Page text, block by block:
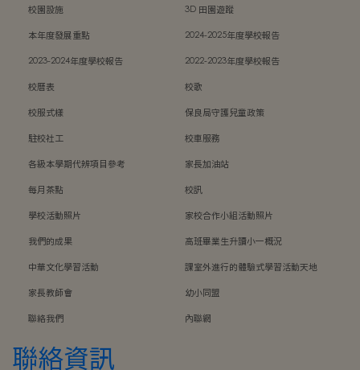
校園設施
3D 田園遊蹤
本年度發展重點
2024-2025年度學校報告
2023-2024年度學校報告
2022-2023年度學校報告
校曆表
校歌
校服式樣
保良局守護兒童政策
駐校社工
校車服務
各級本學期代辨項目參考
家長加油站
每月茶點
校訊
學校活動照片
家校合作小組活動照片
我們的成果
高班畢業生升讀小一概況
中華文化學習活動
課室外進行的體驗式學習活動天地
家長教師會
幼小同盟
聯絡我們
內聯網
聯絡資訊